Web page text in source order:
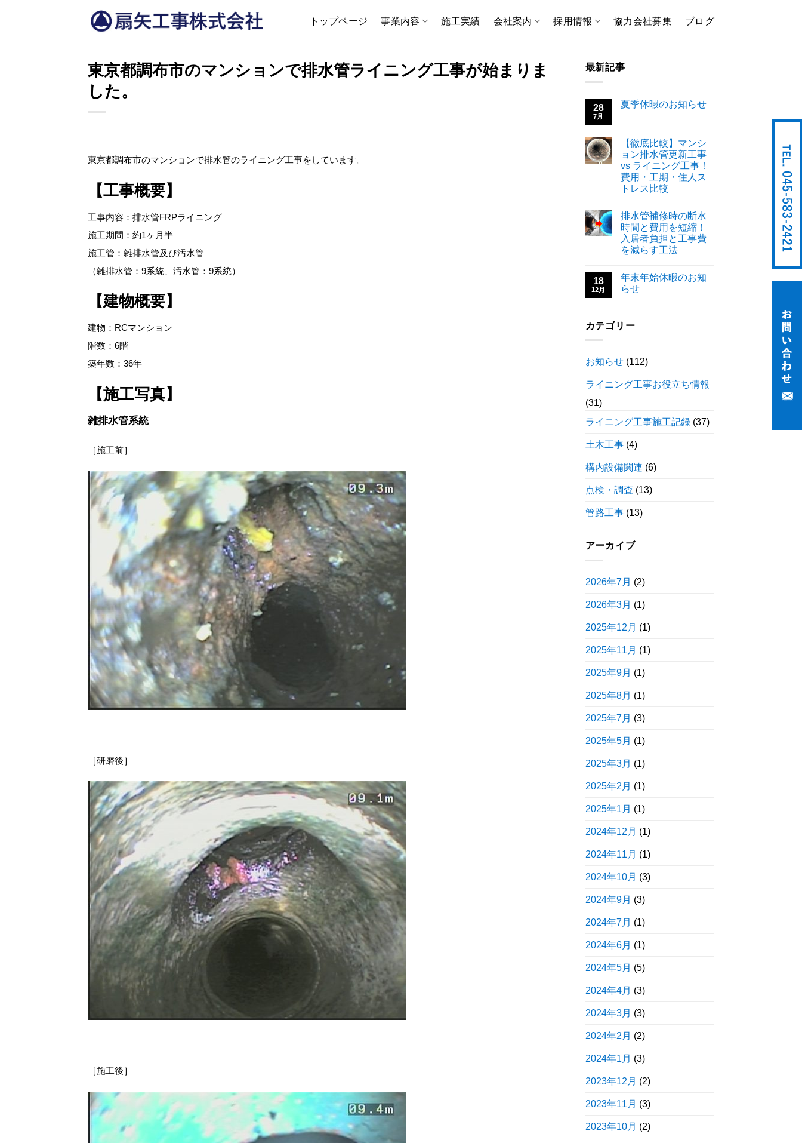
トップページ 事業内容 施工実績 会社案内 採用情報 協力会社募集 ブログ
東京都調布市のマンションで排水管ライニング工事が始まりま
した。
東京都調布市のマンションで排水管のライニング工事をしています。
【工事概要】
工事内容：排水管FRPライニング
施工期間：約1ヶ月半
施工管：雑排水管及び汚水管
（雑排水管：9系統、汚水管：9系統）
【建物概要】
建物：RCマンション
階数：6階
築年数：36年
【施工写真】
雑排水管系統
［施工前］
［研磨後］
［施工後］
最新記事
28
7月
夏季休暇のお知らせ
【徹底比較】マンシ
ョン排水管更新工事
vs ライニング工事！
費用・工期・住人ス
トレス比較
排水管補修時の断水
時間と費用を短縮！
入居者負担と工事費
を減らす工法
18
12月
年末年始休暇のお知
らせ
カテゴリー
お知らせ(112)
ライニング工事お役立ち情報
(31)
ライニング工事施工記録(37)
土木工事(4)
構内設備関連 (6)
点検・調査 (13)
管路工事(13)
アーカイブ
2026年7月 (2)
2026年3月 (1)
2025年12月 (1)
2025年11月 (1)
2025年9月 (1)
2025年8月 (1)
2025年7月 (3)
2025年5月 (1)
2025年3月 (1)
2025年2月 (1)
2025年1月 (1)
2024年12月 (1)
2024年11月 (1)
2024年10月 (3)
2024年9月 (3)
2024年7月 (1)
2024年6月 (1)
2024年5月 (5)
2024年4月 (3)
2024年3月 (3)
2024年2月 (2)
2024年1月 (3)
2023年12月 (2)
2023年11月 (3)
2023年10月 (2)